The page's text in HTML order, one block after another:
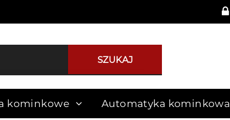
SZUKAJ
kominkowe Automatyka kominkowa